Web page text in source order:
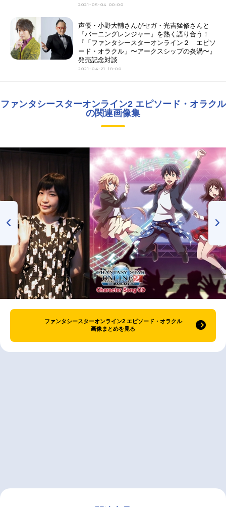
2021-05-04 00:00
声優・小野大輔さんがセガ・光吉猛修さんと
『バーニングレンジャー』を熱く語り合う！
『「ファンタシースターオンライン２ エピソ
ード・オラクル」〜アークスシップの炎渦〜』
発売記念対談
2021-04-21 18:00
ファンタシースターオンライン2 エピソード・オラクル
の関連画像集
ファンタシースターオンライン2 エピソード・オラクル
画像まとめを見る